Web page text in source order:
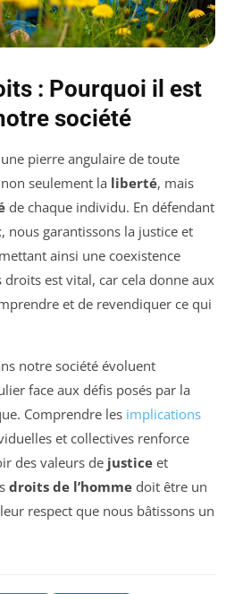
: Pourquoi il est
société
pierre angulaire de toute
seulement la liberté, mais
de chaque individu. En défendant
, nous garantissons la justice et
ainsi une coexistence
droits est vital, car cela donne aux
et de revendiquer ce qui
notre société évoluent
face aux défis posés par la
Comprendre les implications
et collectives renforce
des valeurs de justice et
droits de l’homme doit être un
respect que nous bâtissons un